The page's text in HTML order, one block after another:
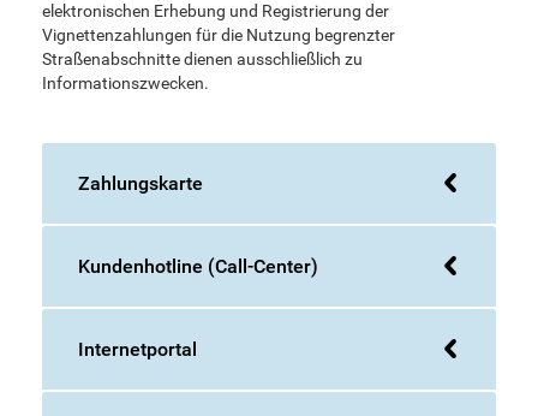
elektronischen Erhebung und Registrierung der
Vignettenzahlungen für die Nutzung begrenzter
Straßenabschnitte dienen ausschließlich zu
Informationszwecken.
Zahlungskarte
Kundenhotline (Call-Center)
Internetportal